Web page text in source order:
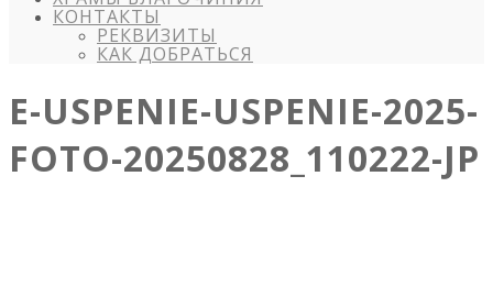
КОНТАКТЫ
РЕКВИЗИТЫ
КАК ДОБРАТЬСЯ
E-USPENIE-USPENIE-2025-
FOTO-20250828_110222-JP